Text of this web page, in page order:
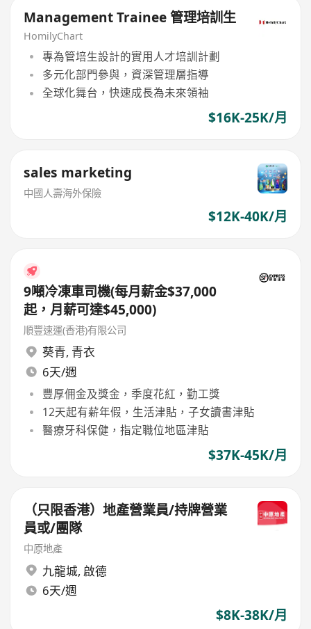
Management Trainee 管理培訓生
HomilyChart
專為管培生設計的實用人才培訓計劃
多元化部門參與，資深管理層指導
全球化舞台，快速成長為未來領袖
$16K-25K/月
sales marketing
中國人壽海外保險
$12K-40K/月
9噸冷凍車司機(每月薪金$37,000
起，月薪可達$45,000)
順豐速運(香港)有限公司
葵青, 青衣
6天/週
豐厚佣金及獎金，季度花紅，勤工獎
12天起有薪年假，生活津貼，子女讀書津貼
醫療牙科保健，指定職位地區津貼
$37K-45K/月
（只限香港）地產營業員/持牌營業
員或/團隊
中原地產
九龍城, 啟德
6天/週
$8K-38K/月